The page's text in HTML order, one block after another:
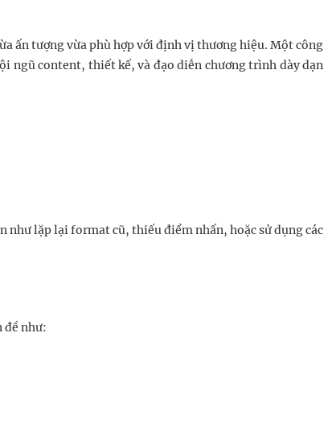
ấn tượng vừa phù hợp với định vị thương hiệu. Một công
ngũ content, thiết kế, và đạo diễn chương trình dày dạn
lặp lại format cũ, thiếu điểm nhấn, hoặc sử dụng các
đề như: